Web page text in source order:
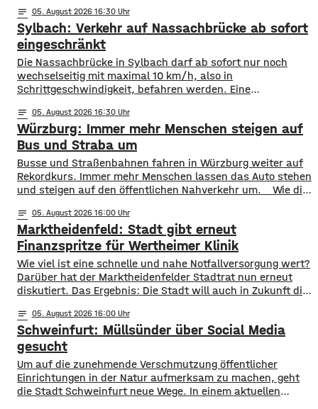
notes 05. August 2026 16:30
Sylbach: Verkehr auf Nassachbrücke ab sofort
eingeschränkt
Die Nassachbrücke in Sylbach darf ab sofort nur noch
wechselseitig mit maximal 10 km/h, also in
Schrittgeschwindigkeit, befahren werden. Eine
Landratsamt am Mittwochnachmittag veröffentlicht.
Hintergrund ist das der Schwerlastverkehr aufgrund der
kurzfristigen Sperrung der Nassachbrücke in Haßfurt
deutlich zugenommen hat. Durch die Begrenzung der
Höchstgeschwindigkeit soll das über 50 Jahre
notes 05. August 2026 16:30
Würzburg: Immer mehr Menschen steigen auf
Bus und Straba um
​​Busse und Straßenbahnen fahren in Würzburg weiter auf
Rekordkurs. Immer mehr Menschen lassen das Auto stehen
und steigen auf den öffentlichen Nahverkehr um. ​Wie die
so viele Fahrgäste transportiert wie nie zuvor. Insgesamt
waren knapp 18 Millionen Menschen im öffentlichen
Nahverkehr unterwegs. ​Besonders deutlich zeigt sich
notes 05. August 2026 16:00
Marktheidenfeld: Stadt gibt erneut
Finanzspritze für Wertheimer Klinik
​​Wie viel ist eine schnelle und nahe Notfallversorgung wert?
Darüber hat der Marktheidenfelder Stadtrat nun erneut
diskutiert. Das Ergebnis: Die Stadt will auch in Zukunft die
finanziell unterstützen. ​Über 31.000 Euro fließen in
diesem Jahr an den entsprechenden Förderverein des
Krankenhauses. Denn: Allein im letzten Jahr haben sich
120 Menschen aus Marktheidenfeld
notes 05. August 2026 16:00
Schweinfurt: Müllsünder über Social Media
gesucht
Um auf die zunehmende Verschmutzung öffentlicher
Einrichtungen in der Natur aufmerksam zu machen, geht
die Stadt Schweinfurt neue Wege. In einem aktuellen